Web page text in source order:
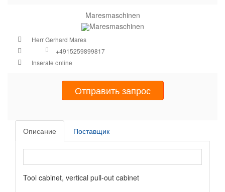
Maresmaschinen
Herr Gerhard Mares
+4915259899817
Inserate online
Отправить запрос
Описание Поставщик
Tool cabinet, vertical pull-out cabinet